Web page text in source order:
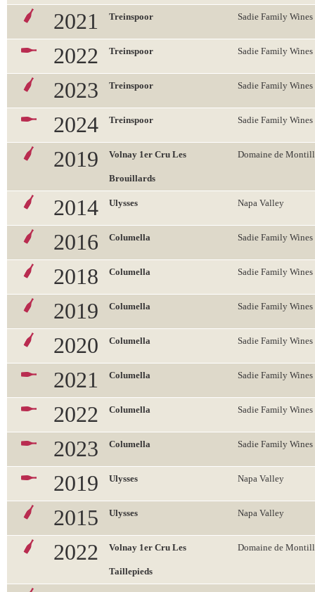
2021 Treinspoor Sadie Family Wines
2022 Treinspoor Sadie Family Wines
2023 Treinspoor Sadie Family Wines
2024 Treinspoor Sadie Family Wines
2019 Volnay 1er Cru Les
Brouillards
Domaine de
2014 Ulysses Napa Valley
2016 Columella Sadie Family Wines
2018 Columella Sadie Family Wines
2019 Columella Sadie Family Wines
2020 Columella Sadie Family Wines
2021 Columella Sadie Family Wines
2022 Columella Sadie Family Wines
2023 Columella Sadie Family Wines
2019 Ulysses Napa Valley
2015 Ulysses Napa Valley
2022 Volnay 1er Cru Les
Taillepieds
Domaine de